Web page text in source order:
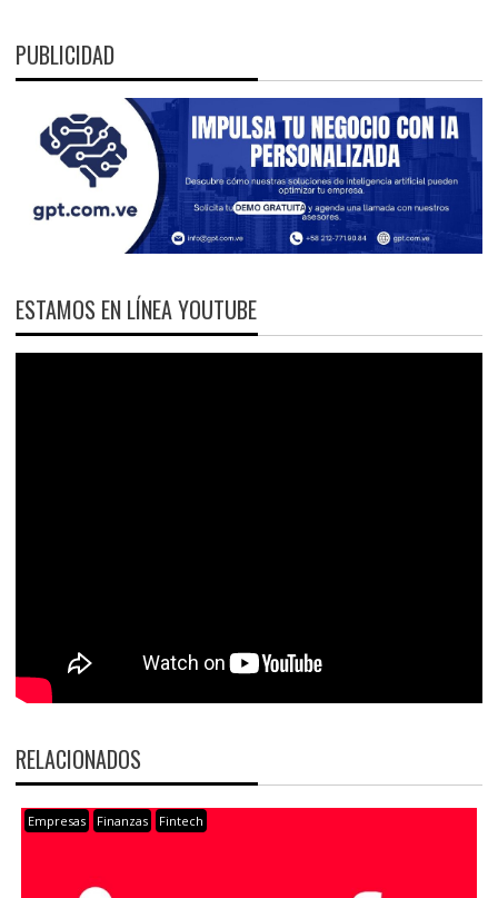
PUBLICIDAD
ESTAMOS EN LÍNEA YOUTUBE
RELACIONADOS
Empresas Finanzas Fintech